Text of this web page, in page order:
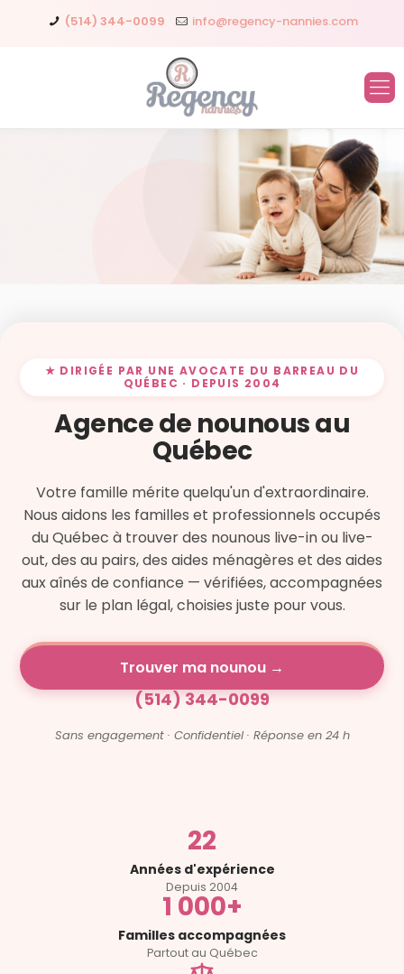
(514) 344-0099 info@regency-nannies.com
★ DIRIGÉE PAR UNE AVOCATE DU BARREAU DU
QUÉBEC · DEPUIS 2004
Agence de nounous au
Québec
Votre famille mérite quelqu'un d'extraordinaire.
Nous aidons les familles et professionnels occupés
du Québec à trouver des nounous live-in ou live-
out, des au pairs, des aides ménagères et des aides
aux aînés de confiance — vérifiées, accompagnées
sur le plan légal, choisies juste pour vous.
Trouver ma nounou →
(514) 344-0099
Sans engagement · Confidentiel · Réponse en 24 h
22
Années d'expérience
Depuis 2004
1 000+
Familles accompagnées
Partout au Québec